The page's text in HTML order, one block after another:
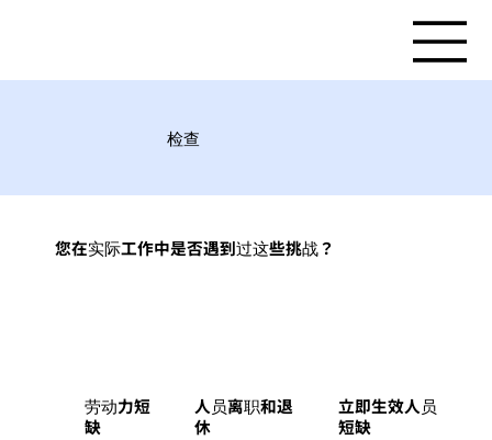
检查
您在实际工作中是否遇到过这些挑战？
劳动力短
缺
人员离职和退
休
立即生效人员
短缺